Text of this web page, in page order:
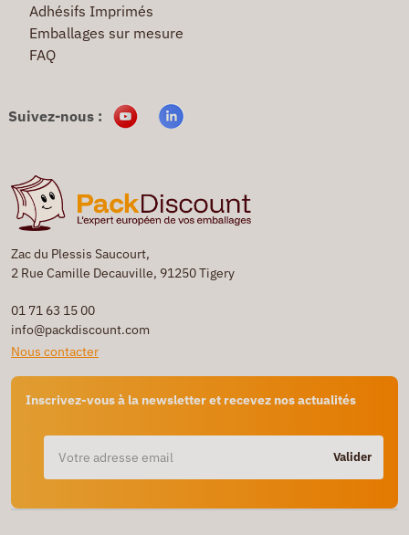
Zac du Plessis Saucourt,
2 Rue Camille Decauville, 91250 Tigery
01 71 63 15 00
info@packdiscount.com
Nous contacter
Inscrivez-vous à la newsletter et recevez nos actualités
Valider
Adhésifs Imprimés
Emballages sur mesure
FAQ
Suivez-nous :